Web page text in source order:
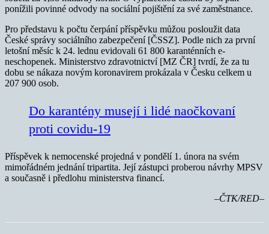
ponížili povinné odvody na sociální pojištění za své zaměstnance.
Pro představu k počtu čerpání příspěvku můžou posloužit data
České správy sociálního zabezpečení [ČSSZ]. Podle nich za první
letošní měsíc k 24. lednu evidovali 61 800 karanténních e-
neschopenek. Ministerstvo zdravotnictví [MZ ČR] tvrdí, že za tu
dobu se nákaza novým koronavirem prokázala v Česku celkem u
207 900 osob.
Do karantény musejí i lidé naočkovaní
proti covidu-19
Příspěvek k nemocenské projedná v pondělí 1. února na svém
mimořádném jednání tripartita. Její zástupci proberou návrhy MPSV
a současně i předlohu ministerstva financí.
–ČTK/RED–